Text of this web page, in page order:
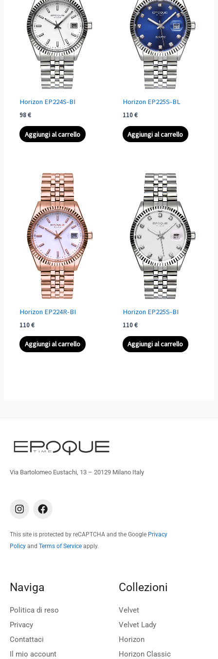
Horizon EP224S-BI
98€
Aggiungi al carrello
Horizon EP225S-BL
110€
Aggiungi al carrello
Horizon EP224R-BI
110€
Aggiungi al carrello
Horizon EP225S-BI
110€
Aggiungi al carrello
Via Bartolomeo Eustachi, 13 – 20129 Milano Italy
I
n
t
a
g
F
a
e
b
o
This site is protected by reCAPTCHA and the Google Privacy
Policy and Terms of Service apply.
Naviga
Politica di reso
Privacy
Contattaci
Il mio account
Collezioni
Velvet
Velvet Lady
Horizon
Horizon Classic